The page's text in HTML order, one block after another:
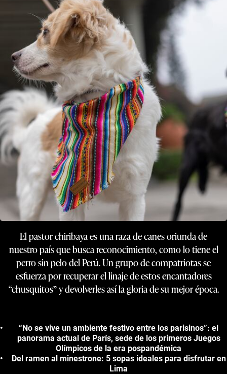
El pastor chiribaya es una raza de canes oriunda de
nuestro país que busca reconocimiento, como lo tiene el
perro sin pelo del Perú. Un grupo de compatriotas se
esfuerza por recuperar el linaje de estos encantadores
“chusquitos” y devolverles así la gloria de su mejor época.
“No se vive un ambiente festivo entre los parisinos”: el
panorama actual de París, sede de los primeros Juegos
Olímpicos de la era pospandémica
Del ramen al minestrone: 5 sopas ideales para disfrutar en
Lima